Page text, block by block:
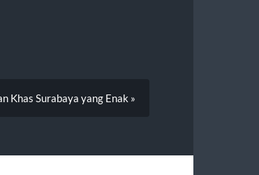
Khas Surabaya yang Enak »